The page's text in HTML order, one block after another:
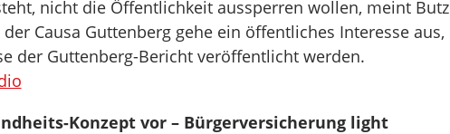
nicht die Öffentlichkeit aussperren wollen, meint Butz
der Causa Guttenberg gehe ein öffentliches Interesse aus,
der Guttenberg-Bericht veröffentlicht werden.
Konzept vor – Bürgerversicherung light